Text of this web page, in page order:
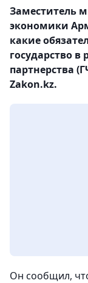
Заместитель
экономики
какие
государство в
партнерства
Zakon.kz.
Он сообщил,